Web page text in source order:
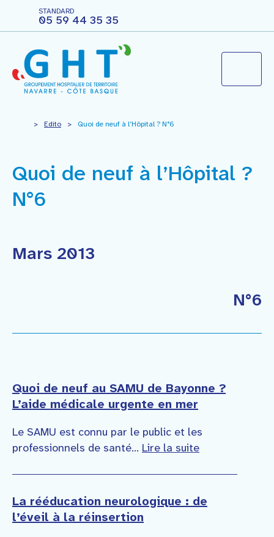
STANDARD
05 59 44 35 35
Le groupement hospitalier
Agir pour ma santé
Vous êtes professionnels
> Edito > Quoi de neuf à l’Hôpital ? N°6
Quoi de neuf à l’Hôpital ?
N°6
Mars 2013
N°6
Quoi de neuf au SAMU de Bayonne ?
L’aide médicale urgente en mer
Le SAMU est connu par le public et les
professionnels de santé… Lire la suite
La rééducation neurologique : de
l’éveil à la réinsertion